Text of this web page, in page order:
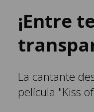
¡Entre
La cantante
película "Kiss